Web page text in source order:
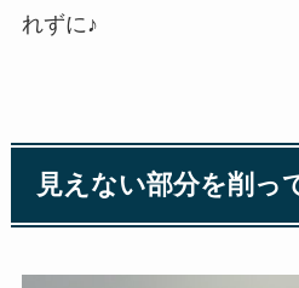
れずに♪
見えない部分を削っ